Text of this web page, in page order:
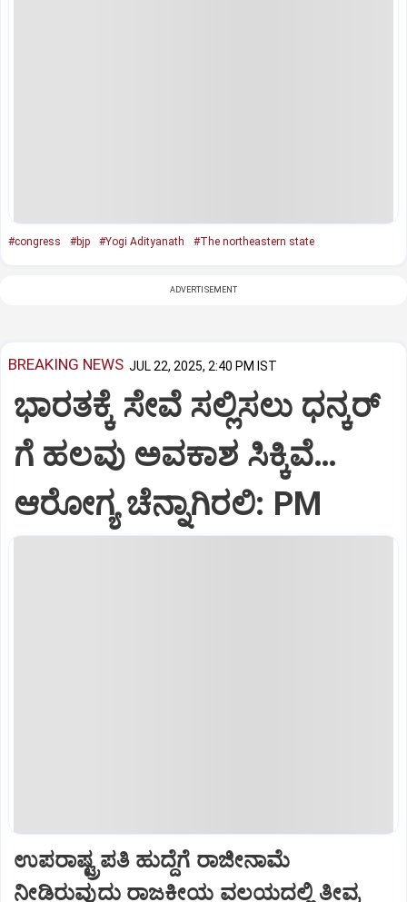
#congress #bjp #Yogi Adityanath #The northeastern state
ADVERTISEMENT
BREAKING NEWS JUL 22, 2025, 2:40 PM IST
ಭಾರತಕ್ಕೆ ಸೇವೆ ಸಲ್ಲಿಸಲು ಧನ್ಕರ್‌
ಗೆ ಹಲವು ಅವಕಾಶ ಸಿಕ್ಕಿವೆ…
ಆರೋಗ್ಯ ಚೆನ್ನಾಗಿರಲಿ: PM
ಉಪರಾಷ್ಟ್ರಪತಿ ಹುದ್ದೆಗೆ ರಾಜೀನಾಮೆ
ನೀಡಿರುವುದು ರಾಜಕೀಯ ವಲಯದಲ್ಲಿ ತೀವ್ರ